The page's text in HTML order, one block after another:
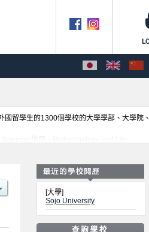
留學生的1300個學校的大學學部、大學院、
[大學]
Sojo University